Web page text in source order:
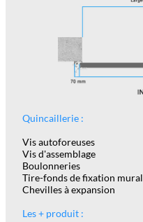
Quincaillerie :
Vis autoforeuses
Vis d'assemblage
Boulonneries
Tire-fonds de fixation mural
Chevilles à expansion
Les + produit :